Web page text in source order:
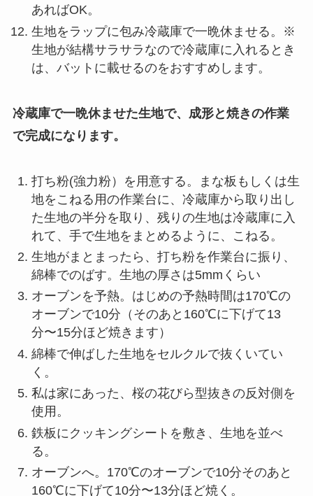
あればOK。
生地をラップに包み冷蔵庫で一晩休ませる。※
生地が結構サラサラなので冷蔵庫に入れるとき
は、バットに載せるのをおすすめします。
冷蔵庫で一晩休ませた生地で、成形と焼きの作業
で完成になります。
打ち粉(強力粉）を用意する。まな板もしくは生
地をこねる用の作業台に、冷蔵庫から取り出し
た生地の半分を取り、残りの生地は冷蔵庫に入
れて、手で生地をまとめるように、こねる。
生地がまとまったら、打ち粉を作業台に振り、
綿棒でのばす。生地の厚さは5mmくらい
オーブンを予熱。はじめの予熱時間は170℃の
オーブンで10分（そのあと160℃に下げて13
分〜15分ほど焼きます）
綿棒で伸ばした生地をセルクルで抜くいてい
く。
私は家にあった、桜の花びら型抜きの反対側を
使用。
鉄板にクッキングシートを敷き、生地を並べ
る。
オーブンへ。170℃のオーブンで10分そのあと
160℃に下げて10分〜13分ほど焼く。